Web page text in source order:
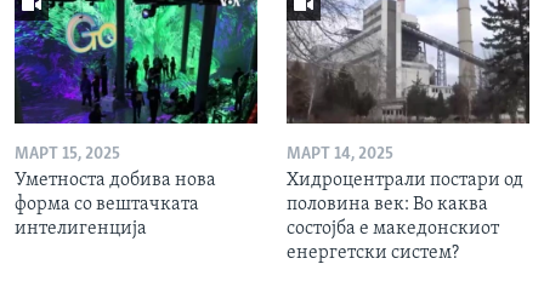
МАРТ 15, 2025
Уметноста добива нова
форма со вештачката
интелигенција
МАРТ 14, 2025
Хидроцентрали постари од
половина век: Во каква
состојба е македонскиот
енергетски систем?